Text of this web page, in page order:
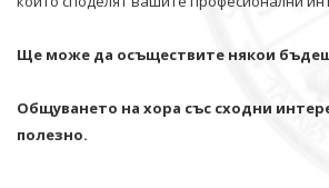
Ще може да осъществите някои
Общуването на хора със сходни
полезно.